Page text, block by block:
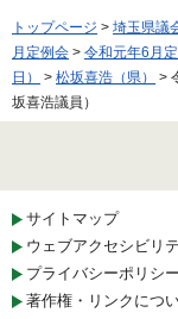
トップページ > 埼玉県議
月定例会 > 令和元年6月
日）
> 松坂喜浩（県）
>
坂喜浩議員）
サイトマップ
ウェブアクセシビリ
プライバシーポリシ
著作権・リンクにつ